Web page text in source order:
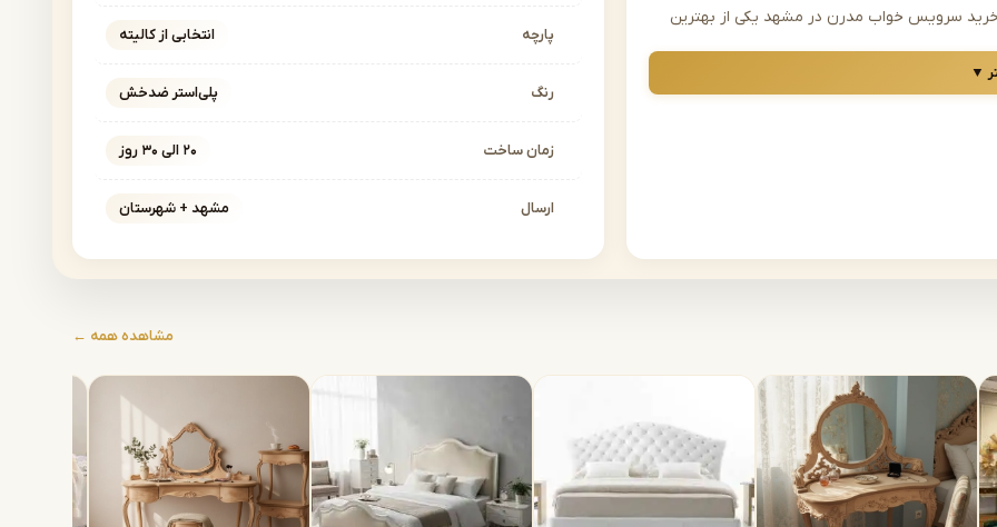
خرید سرویس خواب مدرن در مشهد یکی از بهترین
سبک مدرن در طراحی سرویس خواب، علاوه بر زیبایی،
سبک از سرویس خواب، در میان جوانان و
از تولیدی
▼
پارچه انتخابی از کالیته
رنگ پلی‌استر ضدخش
زمان ساخت ۲۰ الی ۳۰ روز
ارسال مشهد + شهرستان
مشاهده همه ←